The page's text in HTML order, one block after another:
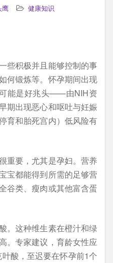
鹰 健康知识
些积极并且能够控制的事
何锻炼等。怀孕期间出现
可能是好兆头——由NIH资
期出现恶心和呕吐与妊娠
育和胎死宫内）低风险有
重要，尤其是孕妇。营养
宝都能得到所需的足够营
谷类、瘦肉或其他富含蛋
。这种维生素在橙汁和绿
。专家建议，育龄女性应
酸，至迟要在怀孕前1个